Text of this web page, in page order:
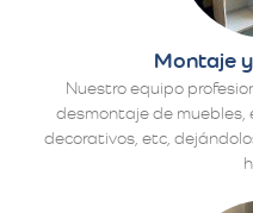
Montaje
Nuestro equipo
desmontaje de muebles,
decorativos, etc,